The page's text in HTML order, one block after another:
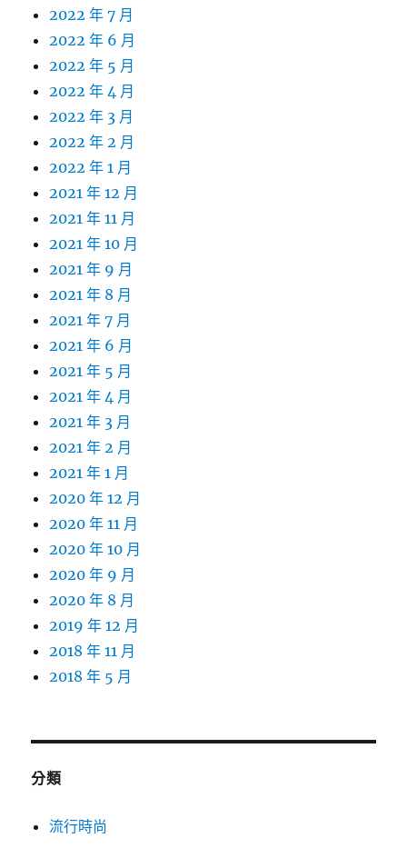
2022 年 7 月
2022 年 6 月
2022 年 5 月
2022 年 4 月
2022 年 3 月
2022 年 2 月
2022 年 1 月
2021 年 12 月
2021 年 11 月
2021 年 10 月
2021 年 9 月
2021 年 8 月
2021 年 7 月
2021 年 6 月
2021 年 5 月
2021 年 4 月
2021 年 3 月
2021 年 2 月
2021 年 1 月
2020 年 12 月
2020 年 11 月
2020 年 10 月
2020 年 9 月
2020 年 8 月
2019 年 12 月
2018 年 11 月
2018 年 5 月
分類
流行時尚